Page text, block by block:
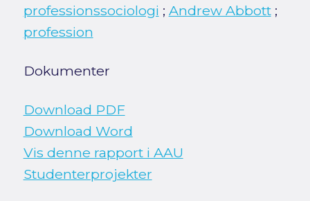
professionssociologi ; Andrew Abbott;
profession
Dokumenter
Download PDF
Download Word
Vis denne rapport i AAU
Studenterprojekter